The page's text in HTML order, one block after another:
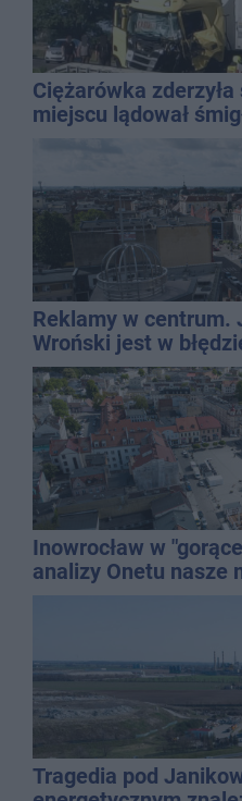
Ciężarówka
miejscu lądował
Reklamy w centrum.
Wroński jest w
Inowrocław w
analizy Onetu nasze
Tragedia pod